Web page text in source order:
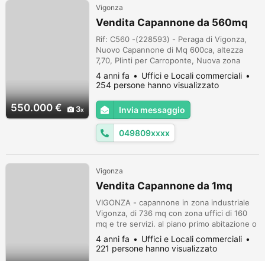
550.000 € 3
Vigonza
Vendita Capannone da 560mq
Rif: C560 -(228593) - Peraga di Vigonza,
Nuovo Capannone di Mq 600ca, altezza
7,70, Plinti per Carroponte, Nuova zona
Artigianale/Industriale, Laboratorio
magazzino di Mq 500 ca, più Uffici e servizi,
Porzione al grezzo interno Finiture a
richiesta, Codice di Riferimento Agenzia:
C560 -(228593) (876286)
4 anni fa
Uffici e Locali commerciali
254 persone hanno visualizzato
Invia messaggio
049809xxxx
Vigonza
Vendita Capannone da 1mq
VIGONZA - capannone in zona industriale
Vigonza, di 736 mq con zona uffici di 160
mq e tre servizi. al piano primo abitazione o
ulteriore zona uffici di 160 mq. scoperto
privato di c.a. 800 mq. il capannone e
l'impianto elettrico sono stati ristrutturati
4 anni fa
Uffici e Locali commerciali
221 persone hanno visualizzato